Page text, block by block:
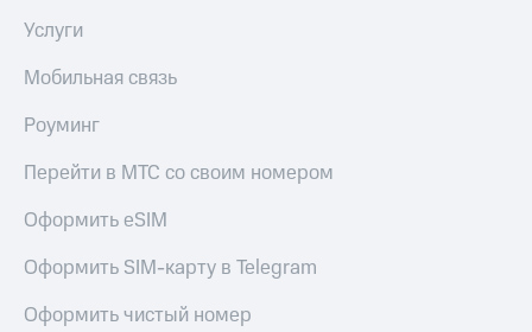
Услуги
Мобильная связь
Роуминг
Перейти в МТС со своим номером
Оформить eSIM
Оформить SIM-карту в Telegram
Оформить чистый номер